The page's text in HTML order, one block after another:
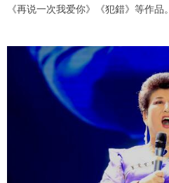
《再说一次我爱你》《犯錯》等作品。